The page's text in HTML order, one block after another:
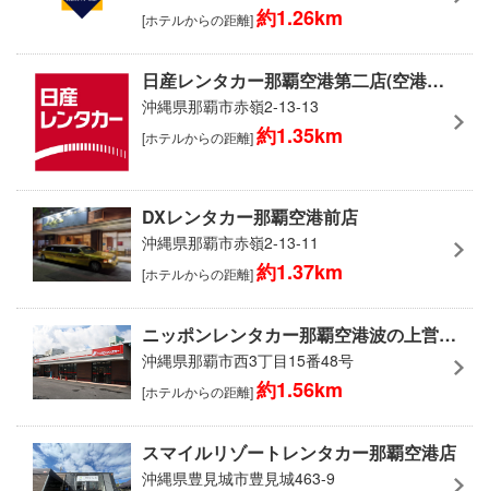
[ホテルからの距離]約1.26km
日産レンタカー那覇空港第二店(空港無料送迎有)
沖縄県那覇市赤嶺2-13-13
[ホテルからの距離]約1.35km
DXレンタカー那覇空港前店
沖縄県那覇市赤嶺2-13-11
[ホテルからの距離]約1.37km
ニッポンレンタカー那覇空港波の上営業所(空港無料送迎有り)
沖縄県那覇市西3丁目15番48号
[ホテルからの距離]約1.56km
スマイルリゾートレンタカー那覇空港店
沖縄県豊見城市豊見城463-9